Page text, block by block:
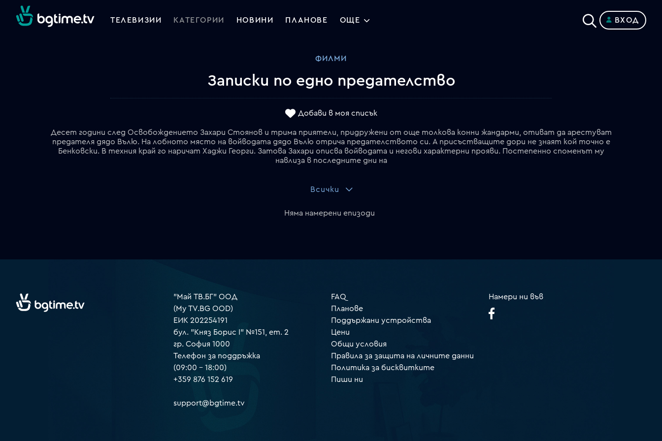
ТЕЛЕВИЗИИ КАТЕГОРИИ НОВИНИ ПЛАНОВЕ ОЩЕ ВХОД
ФИЛМИ
Записки по едно предателство
Добави в моя списък
Десет години след Освобождението Захари Стоянов и трима приятели, придружени от още толкова конни жандарми, отиват да арестуват
предателя дядо Вълю. На лобното място на войводата дядо Вълю отрича предателството си. А присъстващите дори не знаят кой точно е
Бенковски. В техния край го наричат Хаджи Георги. Затова Захари описва войводата и негови характерни прояви. Постепенно споменът му
навлиза в последните дни на
Всички
Няма намерени епизоди
"Май ТВ.БГ" ООД
(My TV.BG OOD)
ЕИК 202254191
бул. "Княз Борис I" №151, ет. 2
гр. София 1000
Телефон за поддръжка
(09:00 – 18:00)
+359 876 152 619
support@bgtime.tv
FAQ
Планове
Поддържани устройства
Цени
Общи условия
Правила за защита на личните данни
Политика за бисквитките
Пиши ни
Намери ни във